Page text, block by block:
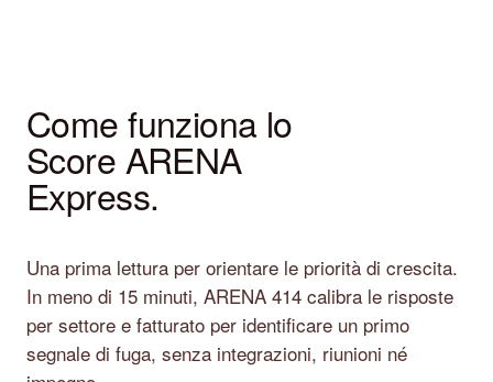
Come funziona lo
Score ARENA
Express.
Una prima lettura per orientare le priorità di crescita.
In meno di 15 minuti, ARENA 414 calibra le risposte
per settore e fatturato per identificare un primo
segnale di fuga, senza integrazioni, riunioni né